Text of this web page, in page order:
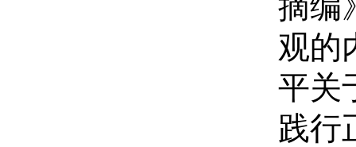
摘编
观的
平关
践行